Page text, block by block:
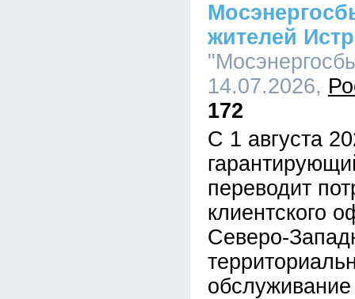
жителей
14.07.2026,
172
С 1 августа
переводит
клиентского
Северо-